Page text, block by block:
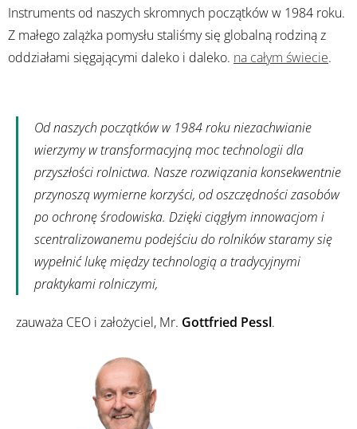
Instruments od naszych skromnych początków w 1984 roku.
Z małego zalążka pomysłu staliśmy się globalną rodziną z
oddziałami sięgającymi daleko i daleko. na całym świecie.
Od naszych początków w 1984 roku niezachwianie
wierzymy w transformacyjną moc technologii dla
przyszłości rolnictwa. Nasze rozwiązania konsekwentnie
przynoszą wymierne korzyści, od oszczędności zasobów
po ochronę środowiska. Dzięki ciągłym innowacjom i
scentralizowanemu podejściu do rolników staramy się
wypełnić lukę między technologią a tradycyjnymi
praktykami rolniczymi,
zauważa CEO i założyciel, Mr. Gottfried Pessl.